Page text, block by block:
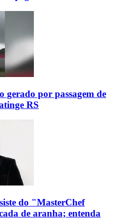
gerado por passagem de
RS
do "MasterChef
de aranha; entenda